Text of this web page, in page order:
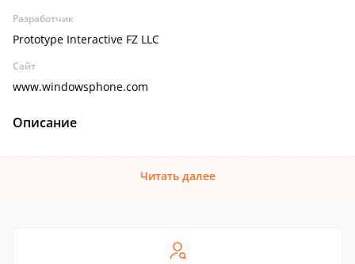
Разработчик
Prototype Interactive FZ LLC
Сайт
www.windowsphone.com
Описание
Читать далее